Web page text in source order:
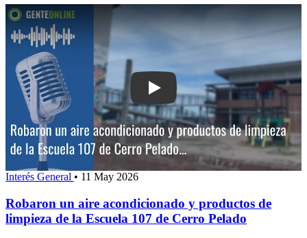
Play: Robaron un aire acondicionado
Interés General • 11 May 2026
Robaron un aire acondicionado y productos de
limpieza de la Escuela 107 de Cerro Pelado